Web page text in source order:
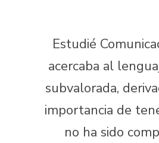
Estudié
acercaba al
subvalorada,
importancia de
no ha sido